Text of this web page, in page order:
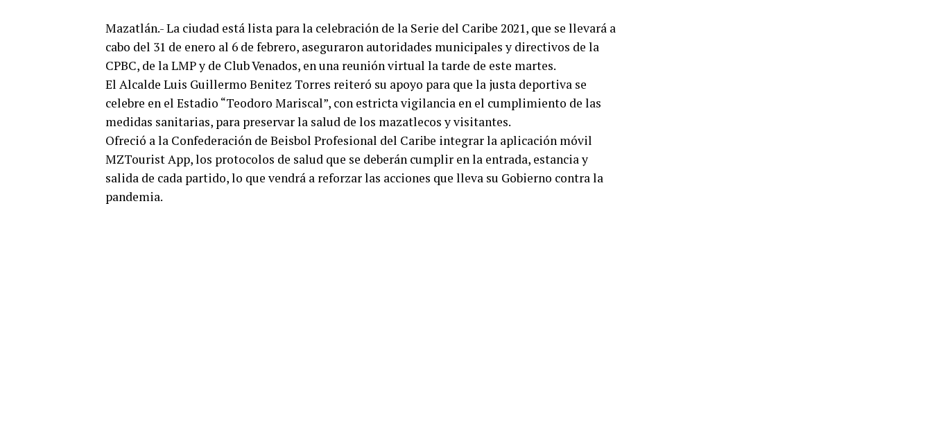
Mazatlán.- La ciudad está lista para la celebración de la Serie del Caribe 2021, que se llevará a
cabo del 31 de enero al 6 de febrero, aseguraron autoridades municipales y directivos de la
CPBC, de la LMP y de Club Venados, en una reunión virtual la tarde de este martes.
El Alcalde Luis Guillermo Benitez Torres reiteró su apoyo para que la justa deportiva se
celebre en el Estadio “Teodoro Mariscal”, con estricta vigilancia en el cumplimiento de las
medidas sanitarias, para preservar la salud de los mazatlecos y visitantes.
Ofreció a la Confederación de Beisbol Profesional del Caribe integrar la aplicación móvil
MZTourist App, los protocolos de salud que se deberán cumplir en la entrada, estancia y
salida de cada partido, lo que vendrá a reforzar las acciones que lleva su Gobierno contra la
pandemia.